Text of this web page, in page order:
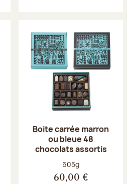
Boite carrée marron
ou bleue 48
chocolats assortis
Poids net :
605g
60,00 €